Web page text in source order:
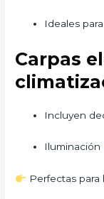
Ideales
Carpas
Incluyen
Iluminación
Perfectas